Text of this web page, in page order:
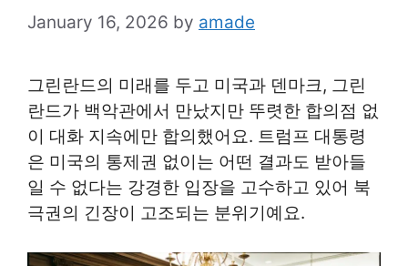
January 16, 2026 by amade
그린란드의 미래를 두고 미국과 덴마크, 그린
란드가 백악관에서 만났지만 뚜렷한 합의점 없
이 대화 지속에만 합의했어요. 트럼프 대통령
은 미국의 통제권 없이는 어떤 결과도 받아들
일 수 없다는 강경한 입장을 고수하고 있어 북
극권의 긴장이 고조되는 분위기예요.